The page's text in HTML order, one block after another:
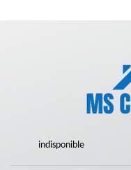
indisponible